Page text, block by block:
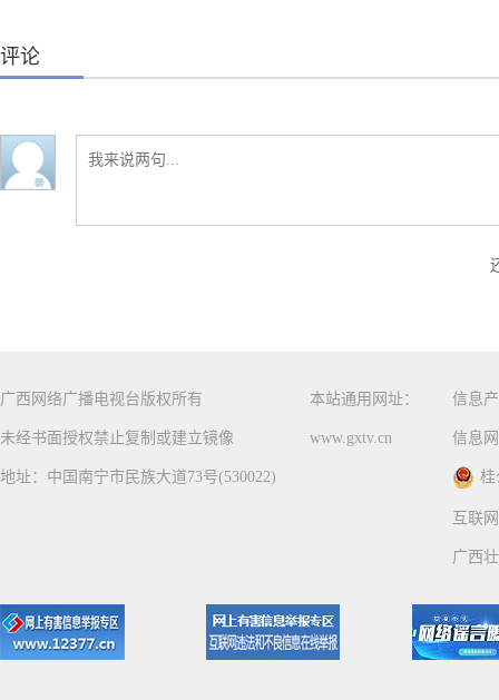
评论
广西网络广播电视台版权所有
未经书面授权禁止复制或建立镜像
地址：中国南宁市民族大道73号(530022)
本站通用网址：
www.gxtv.cn
信息
信息
桂
互联
广西